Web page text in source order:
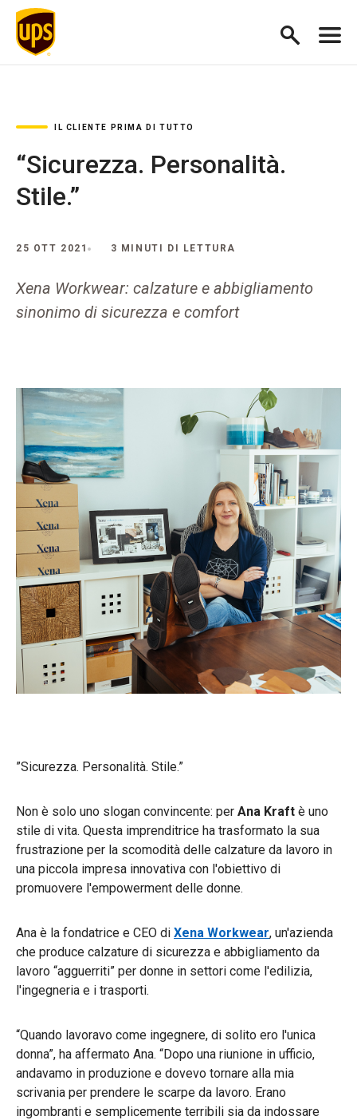
IL CLIENTE PRIMA DI TUTTO
“Sicurezza. Personalità.
Stile.”
25 OTT 2021 3 MINUTI DI LETTURA
Xena Workwear: calzature e abbigliamento
sinonimo di sicurezza e comfort
”Sicurezza. Personalità. Stile.”
Non è solo uno slogan convincente: per Ana Kraft è uno
stile di vita. Questa imprenditrice ha trasformato la sua
frustrazione per la scomodità delle calzature da lavoro in
una piccola impresa innovativa con l'obiettivo di
promuovere l'empowerment delle donne.
Ana è la fondatrice e CEO di Xena Workwear, un'azienda
che produce calzature di sicurezza e abbigliamento da
lavoro “agguerriti” per donne in settori come l'edilizia,
l'ingegneria e i trasporti.
“Quando lavoravo come ingegnere, di solito ero l'unica
donna”, ha affermato Ana. “Dopo una riunione in ufficio,
andavamo in produzione e dovevo tornare alla mia
scrivania per prendere le scarpe da lavoro. Erano
ingombranti e semplicemente terribili sia da indossare